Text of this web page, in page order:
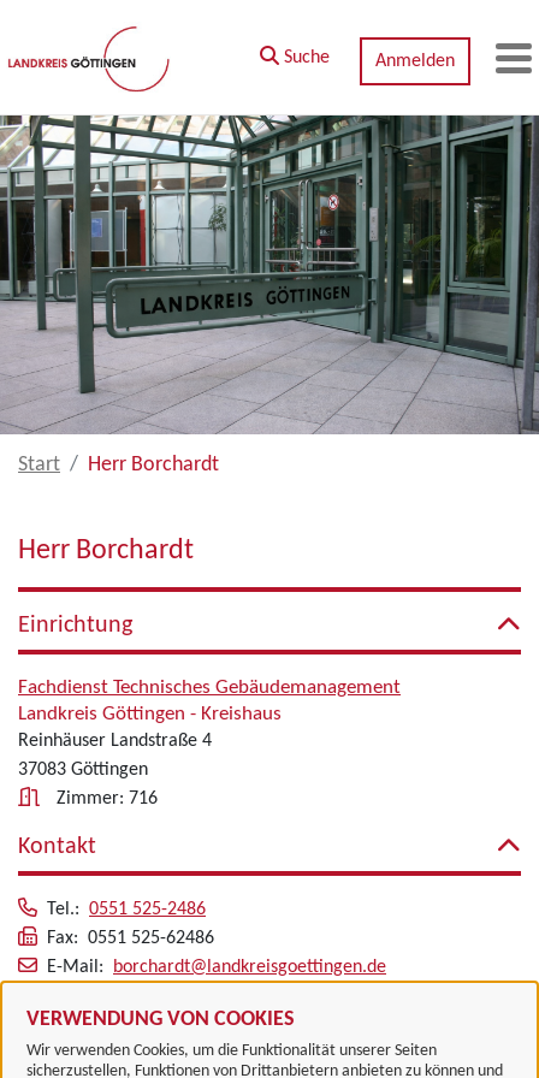
Zum Hauptinhalt springen
VERWENDUNG VON COOKIES
Wir verwenden Cookies, um die Funktionalität unserer Seiten
sicherzustellen, Funktionen von Drittanbietern anbieten zu können und
Suche Anmelden
Start Herr Borchardt
Herr Borchardt
Einrichtung
Fachdienst Technisches Gebäudemanagement
Landkreis Göttingen - Kreishaus
Reinhäuser Landstraße 4
37083 Göttingen
Zimmer: 716
Kontakt
Tel.: 0551 525-2486
Fax: 0551 525-62486
E-Mail:
borchardt@landkreisgoettingen.de
Alle zugeordneten Einrichtungen